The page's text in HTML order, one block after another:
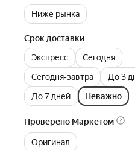
Ниже рынка
Срок доставки
Экспресс
Сегодня
Сегодня‐завтра
До 3
До 7 дней
Неважно
Проверено Маркетом
Оригинал